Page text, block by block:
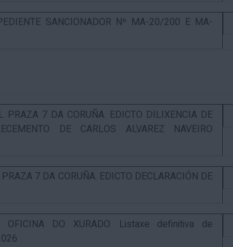
SANCIONADOR Nº MA-20/200 E MA-
PRAZA 7 DA CORUÑA. EDICTO DILIXENCIA DE
DE CARLOS ALVAREZ NAVEIRO
7 DA CORUÑA. EDICTO DECLARACIÓN DE
OFICINA DO XURADO. Listaxe definitiva de